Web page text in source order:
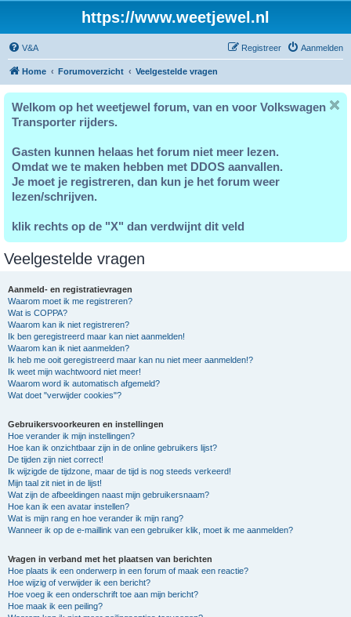
https://www.weetjewel.nl
V&A Aanmelden
Registreer
Home Forumoverzicht Veelgestelde vragen
Welkom op het weetjewel forum, van en voor Volkswagen
Transporter rijders.
Gasten kunnen helaas het forum niet meer lezen.
Omdat we te maken hebben met DDOS aanvallen.
Je moet je registreren, dan kun je het forum weer
lezen/schrijven.
klik rechts op de "X" dan verdwijnt dit veld
Veelgestelde vragen
Aanmeld- en registratievragen
Waarom moet ik me registreren?
Wat is COPPA?
Waarom kan ik niet registreren?
Ik ben geregistreerd maar kan niet aanmelden!
Waarom kan ik niet aanmelden?
Ik heb me ooit geregistreerd maar kan nu niet meer aanmelden!?
Ik weet mijn wachtwoord niet meer!
Waarom word ik automatisch afgemeld?
Wat doet "verwijder cookies"?
Gebruikersvoorkeuren en instellingen
Hoe verander ik mijn instellingen?
Hoe kan ik onzichtbaar zijn in de online gebruikers lijst?
De tijden zijn niet correct!
Ik wijzigde de tijdzone, maar de tijd is nog steeds verkeerd!
Mijn taal zit niet in de lijst!
Wat zijn de afbeeldingen naast mijn gebruikersnaam?
Hoe kan ik een avatar instellen?
Wat is mijn rang en hoe verander ik mijn rang?
Wanneer ik op de e-maillink van een gebruiker klik, moet ik me aanmelden?
Vragen in verband met het plaatsen van berichten
Hoe plaats ik een onderwerp in een forum of maak een reactie?
Hoe wijzig of verwijder ik een bericht?
Hoe voeg ik een onderschrift toe aan mijn bericht?
Hoe maak ik een peiling?